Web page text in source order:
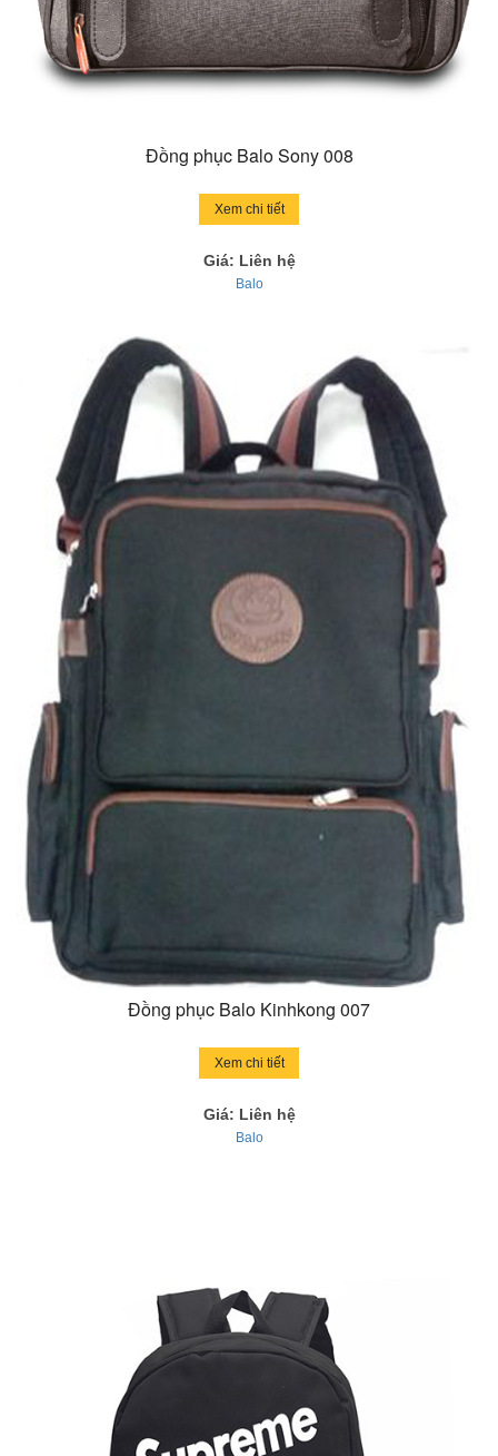
Đồng phục Balo Sony 008
Xem chi tiết
Giá: Liên hệ
Balo
Đồng phục Balo Kinhkong 007
Xem chi tiết
Giá: Liên hệ
Balo